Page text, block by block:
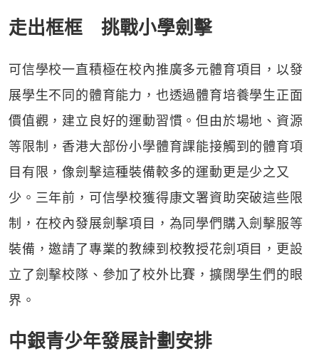
走出框框 挑戰小學劍擊
可信學校一直積極在校內推廣多元體育項目，以發
展學生不同的體育能力，也透過體育培養學生正面
價值觀，建立良好的運動習慣。但由於場地、資源
等限制，香港大部份小學體育課能接觸到的體育項
目有限，像劍擊這種裝備較多的運動更是少之又
少。三年前，可信學校獲得康文署資助突破這些限
制，在校內發展劍擊項目，為同學們購入劍擊服等
裝備，邀請了專業的教練到校教授花劍項目，更設
立了劍擊校隊、參加了校外比賽，擴闊學生們的眼
界。
中銀青少年發展計劃安排